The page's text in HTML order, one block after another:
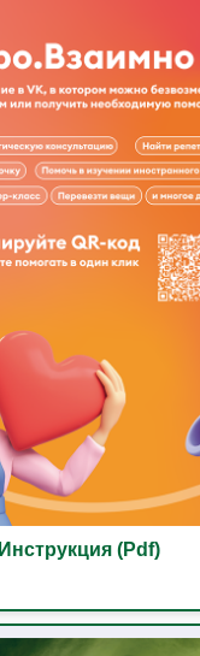
Инструкция (Pdf)